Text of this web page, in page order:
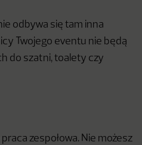
odbywa się tam inna
Twojego eventu nie będą
do szatni, toalety czy
zespołowa. Nie możesz